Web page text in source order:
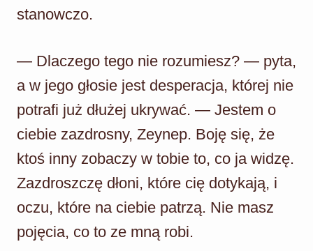
stanowczo.
— Dlaczego tego nie rozumiesz? — pyta,
a w jego głosie jest desperacja, której nie
potrafi już dłużej ukrywać. — Jestem o
ciebie zazdrosny, Zeynep. Boję się, że
ktoś inny zobaczy w tobie to, co ja widzę.
Zazdroszczę dłoni, które cię dotykają, i
oczu, które na ciebie patrzą. Nie masz
pojęcia, co to ze mną robi.